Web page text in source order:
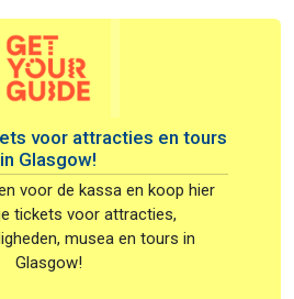
voor attracties en tours
in Glasgow!
voor de kassa en koop hier
tickets voor attracties,
musea en tours in
Glasgow!